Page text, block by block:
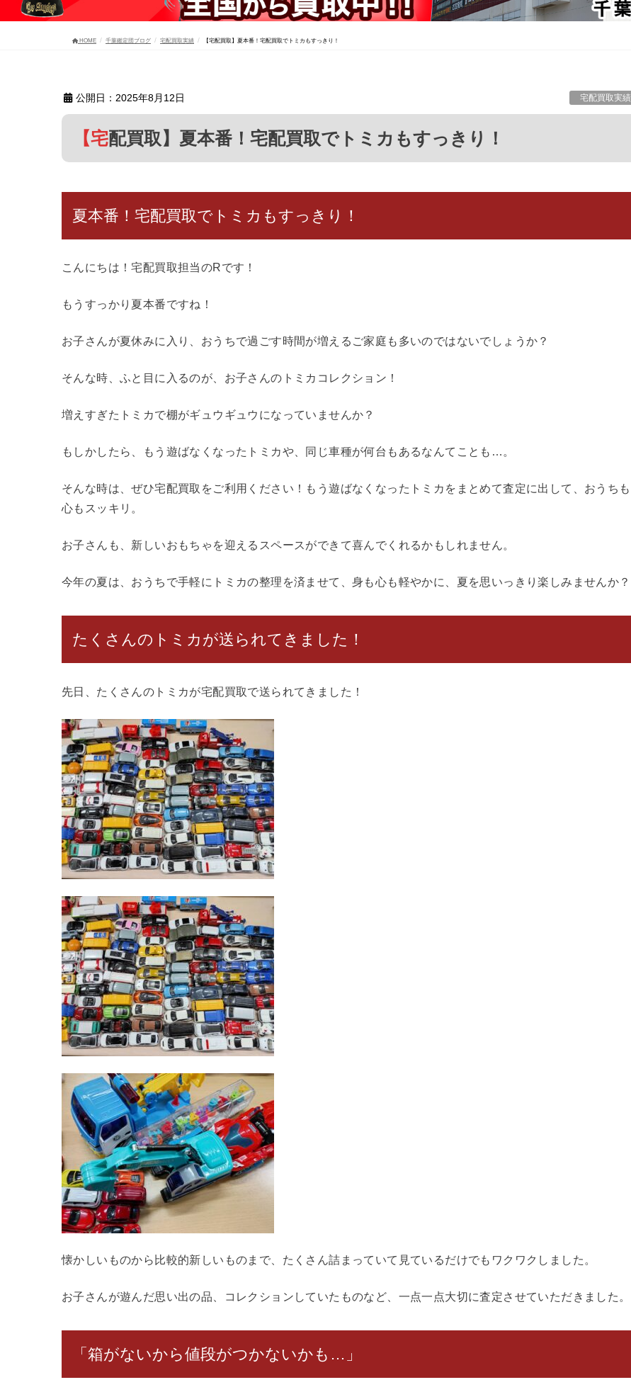
HOME 千葉鑑定団ブログ 宅配買取実績 【宅配買取】夏本番！宅配買取でトミカもすっきり！
公開日：2025年8月12日 宅配買取実績
【宅配買取】夏本番！宅配買取でトミカもすっきり！
夏本番！宅配買取でトミカもすっきり！
こんにちは！宅配買取担当のRです！
もうすっかり夏本番ですね！
お子さんが夏休みに入り、おうちで過ごす時間が増えるご家庭も多いのではないでしょうか？
そんな時、ふと目に入るのが、お子さんのトミカコレクション！
増えすぎたトミカで棚がギュウギュウになっていませんか？
もしかしたら、もう遊ばなくなったトミカや、同じ車種が何台もあるなんてことも…。
そんな時は、ぜひ宅配買取をご利用ください！もう遊ばなくなったトミカをまとめて査定に出して、おうちも
心もスッキリ。
お子さんも、新しいおもちゃを迎えるスペースができて喜んでくれるかもしれません。
今年の夏は、おうちで手軽にトミカの整理を済ませて、身も心も軽やかに、夏を思いっきり楽しみませんか？
たくさんのトミカが送られてきました！
先日、たくさんのトミカが宅配買取で送られてきました！
懐かしいものから比較的新しいものまで、たくさん詰まっていて見ているだけでもワクワクしました。
お子さんが遊んだ思い出の品、コレクションしていたものなど、一点一点大切に査定させていただきました。
「箱がないから値段がつかないかも…」